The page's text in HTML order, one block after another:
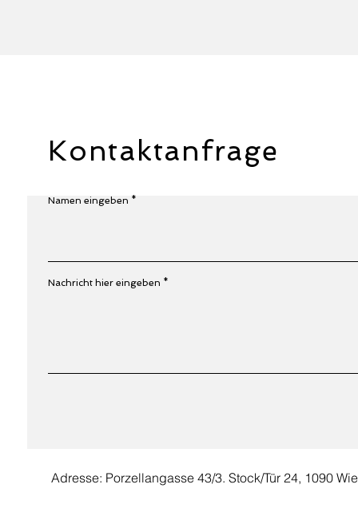
Kontaktanfrage
Namen eingeben
Nachricht hier eingeben
Adresse: Porzellangasse 43/3. Stock/Tür 24, 1090